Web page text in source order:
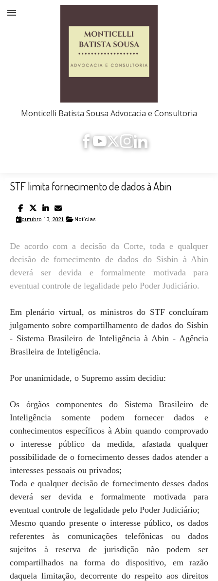
Monticelli Batista Sousa Advocacia e Consultoria
STF limita fornecimento de dados à Abin
outubro 13, 2021 Notícias
De acordo com a decisão da Corte, toda e qualquer
decisão de fornecimento de dados do Sisbin à Abin
deverá ser devida e formalmente motivada para
eventual controle de legalidade pelo Poder Judiciário.
Em plenário virtual, os ministros do STF concluíram
julgamento sobre compartilhamento de dados do Sisbin
- Sistema Brasileiro de Inteligência à Abin - Agência
Brasileira de Inteligência.
Por unanimidade, o Supremo assim decidiu:
Os órgãos componentes do Sistema Brasileiro de
Inteligência somente podem fornecer dados e
conhecimentos específicos à Abin quando comprovado
o interesse público da medida, afastada qualquer
possibilidade de o fornecimento desses dados atender a
interesses pessoais ou privados;
Toda e qualquer decisão de fornecimento desses dados
deverá ser devida e formalmente motivada para
eventual controle de legalidade pelo Poder Judiciário;
Mesmo quando presente o interesse público, os dados
referentes às comunicações telefônicas ou dados
sujeitos à reserva de jurisdição não podem ser
compartilhados na forma do dispositivo, em razão
daquela limitação, decorrente do respeito aos direitos